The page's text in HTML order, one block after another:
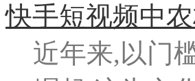
快手短视频中
近年来,以门